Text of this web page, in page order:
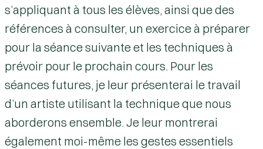
s’appliquant à tous les élèves, ainsi que des
références à consulter, un exercice à préparer
pour la séance suivante et les techniques à
prévoir pour le prochain cours. Pour les
séances futures, je leur présenterai le travail
d’un artiste utilisant la technique que nous
aborderons ensemble. Je leur montrerai
également moi-même les gestes essentiels